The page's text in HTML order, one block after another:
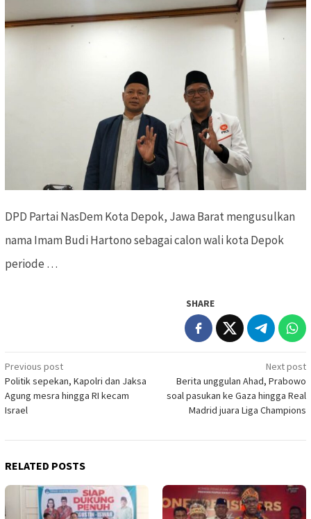
DPD Partai NasDem Kota Depok, Jawa Barat mengusulkan
nama Imam Budi Hartono sebagai calon wali kota Depok
periode …
SHARE
Post
navigation
Previous post
Politik sepekan, Kapolri dan Jaksa
Agung mesra hingga RI kecam
Israel
Next post
Berita unggulan Ahad, Prabowo
soal pasukan ke Gaza hingga Real
Madrid juara Liga Champions
RELATED POSTS